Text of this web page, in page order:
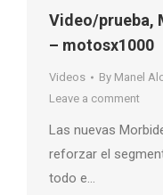
Video/prueba,
– motosx1000
Videos By Manel
Leave a comment
Las nuevas
reforzar el
todo e…